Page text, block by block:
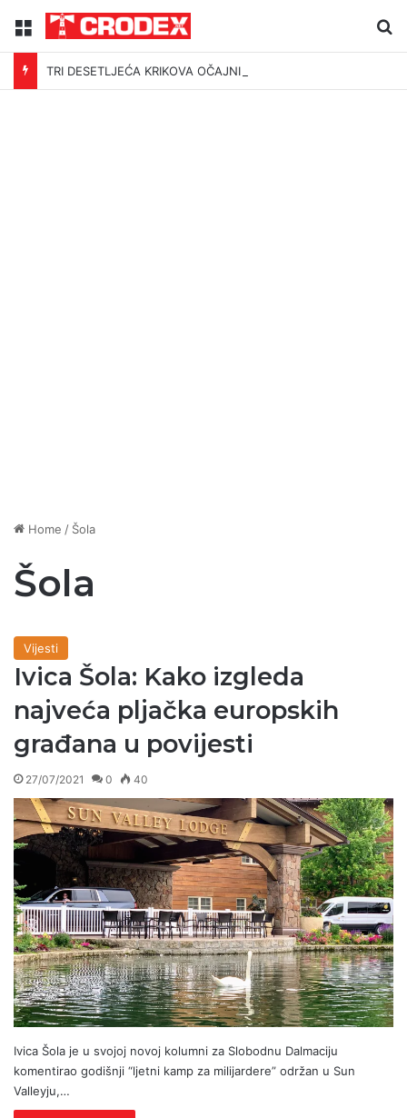
Menu
TRI DESETLJEĆA KRIKOVA OČAJNIKA
Home / Šola
Šola
Vijesti
Ivica Šola: Kako izgleda
najveća pljačka europskih
građana u povijesti
27/07/2021 0 40
Ivica Šola je u svojoj novoj kolumni za Slobodnu Dalmaciju
komentirao godišnji “ljetni kamp za milijardere” održan u Sun
Valleyju,…